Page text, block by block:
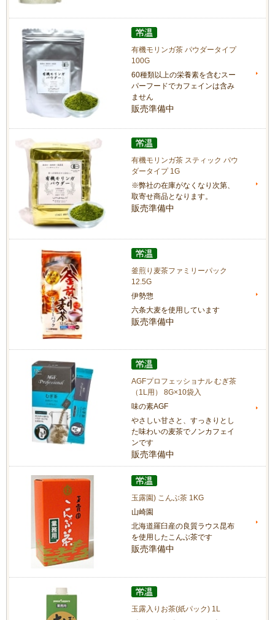
有機モリンガ茶 パウダータイプ
100G
60種類以上の栄養素を含むスー
パーフードでカフェインは含み
ません
販売準備中
有機モリンガ茶 スティック パウ
ダータイプ 1G
※弊社の在庫がなくなり次第、
取寄せ商品となります。
販売準備中
釜煎り麦茶ファミリーパック
12.5G
伊勢惣
六条大麦を使用しています
販売準備中
AGFプロフェッショナル むぎ茶
（1L用） 8G×10袋入
味の素AGF
やさしい甘さと、すっきりとし
た味わいの麦茶でノンカフェイ
ンです
販売準備中
玉露園) こんぶ茶 1KG
山崎園
北海道羅臼産の良質ラウス昆布
を使用したこんぶ茶です
販売準備中
玉露入りお茶(紙パック) 1L